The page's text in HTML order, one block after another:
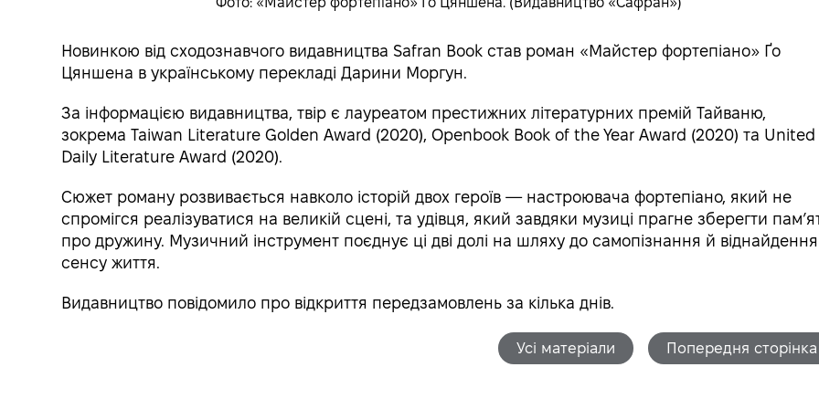
Новинкою від сходознавчого видавництва Safran Book став роман «Майстер фортепіано» Ґо
Цяншена в українському перекладі Дарини Моргун.
За інформацією видавництва, твір є лауреатом престижних літературних премій Тайваню,
зокрема Taiwan Literature Golden Award (2020), Openbook Book of the Year Award (2020) та United
Daily Literature Award (2020).
Сюжет роману розвивається навколо історій двох героїв — настроювача фортепіано, який не
спромігся реалізуватися на великій сцені, та удівця, який завдяки музиці прагне зберегти
про дружину. Музичний інструмент поєднує ці дві долі на шляху до самопізнання й віднайдення
сенсу життя.
Видавництво повідомило про відкриття передзамовлень за кілька днів.
Усі матеріали Попередня сторінка